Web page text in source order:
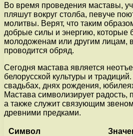
Во время проведения маставы,
пляшут вокруг столба, певуче
молитвы. Верят, что таким
добрые силы и энергию, которые
молодоженам или другим лицам,
проводится обряд.
Сегодня мастава является
белорусской культуры и
свадьбах, днях рождения,
Мастава символизирует радость,
а также служит связующим
древними предками.
Символ